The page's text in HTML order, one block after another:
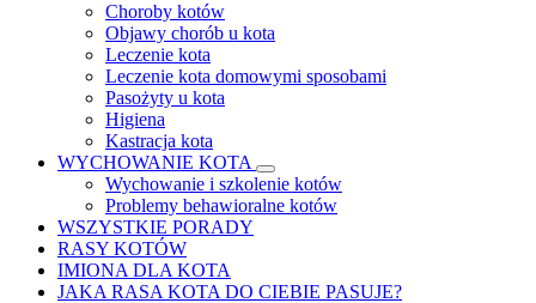
Choroby kotów
Objawy chorób u kota
Leczenie kota
Leczenie kota domowymi sposobami
Pasożyty u kota
Higiena
Kastracja kota
WYCHOWANIE KOTA
Wychowanie i szkolenie kotów
Problemy behawioralne kotów
WSZYSTKIE PORADY
RASY KOTÓW
IMIONA DLA KOTA
JAKA RASA KOTA DO CIEBIE PASUJE?